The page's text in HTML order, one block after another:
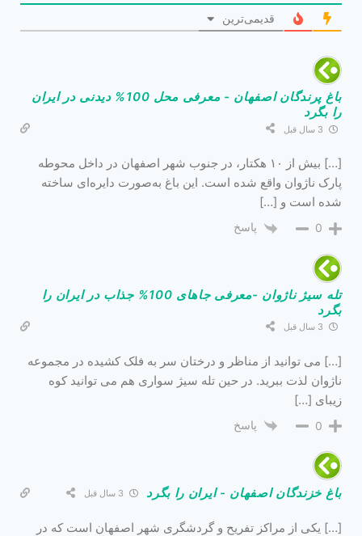
قدیمی‌ترین
باغ پرندگان اصفهان - معرفی محل 100% دیدنی در ایران
را بگرد
[…] بیش از ۱۰ هکتار، در جنوب شهر اصفهان در داخل محوطه
پارک ناژوان واقع شده است. این باغ به‌صورت دایره‌ای ساخته
شده است و […]
0 پاسخ
تله سیژ ناژوان -معرفی جاهای 100% جذاب در ایران را
بگرد
[…] می توانید از مناظر و درختان سر به فلک کشیده در مجموعه
ناژوان لذت ببرید. در حین تله سیژ سواری هم می توانید کوه
زیبای […]
0 پاسخ
باغ خزندگان اصفهان - ایران را بگرد
[…] یکی از مراکز تفریح و گردشگری شهر اصفهان است که در